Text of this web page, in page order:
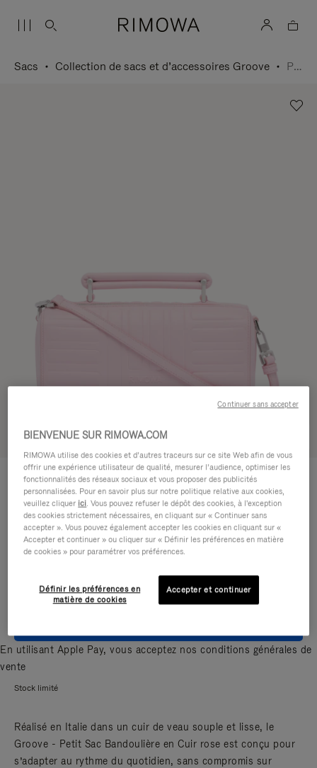
Sacs Collection de sacs et d’accessoires Groove Petit Sac bandoulière
GROOVE - CUIR
Petit Sac bandoulière
Couleur Rose
En utilisant Apple Pay, vous acceptez nos conditions générales de
vente
Stock limité
Réalisé en Italie dans un cuir de veau souple et lisse, le
Groove - Petit Sac Bandoulière en Cuir rose est conçu pour
s’adapter au rythme du quotidien, sans compromis sur
BIENVENUE SUR RIMOWA.COM
RIMOWA utilise des cookies et d’autres traceurs sur ce site Web afin de vous
offrir une expérience utilisateur de qualité, mesurer l’audience, optimiser les
fonctionnalités des réseaux sociaux et vous proposer des publicités
personnalisées. Pour en savoir plus sur notre politique relative aux cookies,
veuillez cliquer ici. Vous pouvez refuser le dépôt des cookies, à l'exception
des cookies strictement nécessaires, en cliquant sur « Continuer sans
accepter ». Vous pouvez également accepter les cookies en cliquant sur «
Accepter et continuer » ou cliquer sur « Définir les préférences en matière
de cookies » pour paramétrer vos préférences.
Définir les préférences en
matière de cookies
Accepter et continuer
Continuer sans accepter